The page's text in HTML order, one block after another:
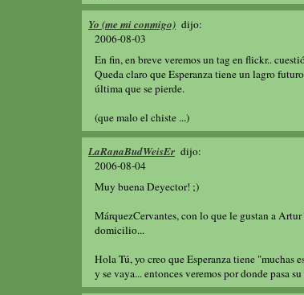
Yo (me mi conmigo) dijo:
2006-08-03
En fin, en breve veremos un tag en flickr..
Queda claro que Esperanza tiene un lagro
última que se pierde.
(que malo el chiste ...)
LaRanaBudWeisEr dijo:
2006-08-04
Muy buena Deyector! ;)
MárquezCervantes, con lo que le gustan a Artur
domicilio...
Hola Tú, yo creo que Esperanza tiene "muchas
y se vaya... entonces veremos por donde pasa